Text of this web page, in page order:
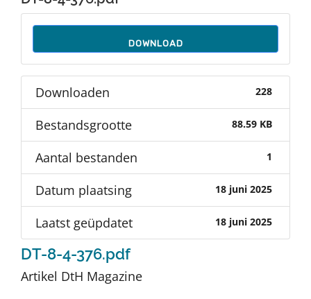
Auteurs
Over Dth
Contact
DOWNLOAD
Downloaden 228
Bestandsgrootte 88.59 KB
Aantal bestanden 1
Datum plaatsing 18 juni 2025
Laatst geüpdatet 18 juni 2025
DT-8-4-376.pdf
Artikel DtH Magazine